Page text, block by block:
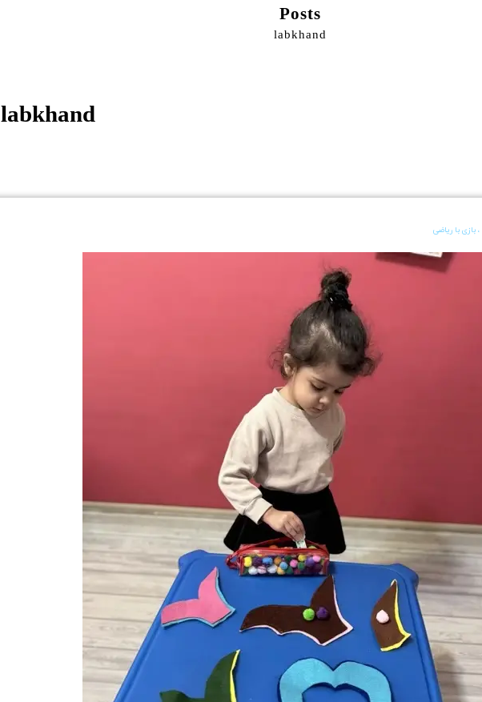
Posts
labkhand
labkhand
،بازی با ریاضی